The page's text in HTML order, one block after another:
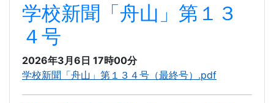
学校新聞「舟山」第１３
４号
2026年3月6日 17時00分
学校新聞「舟山」第１３４号（最終号）.pdf